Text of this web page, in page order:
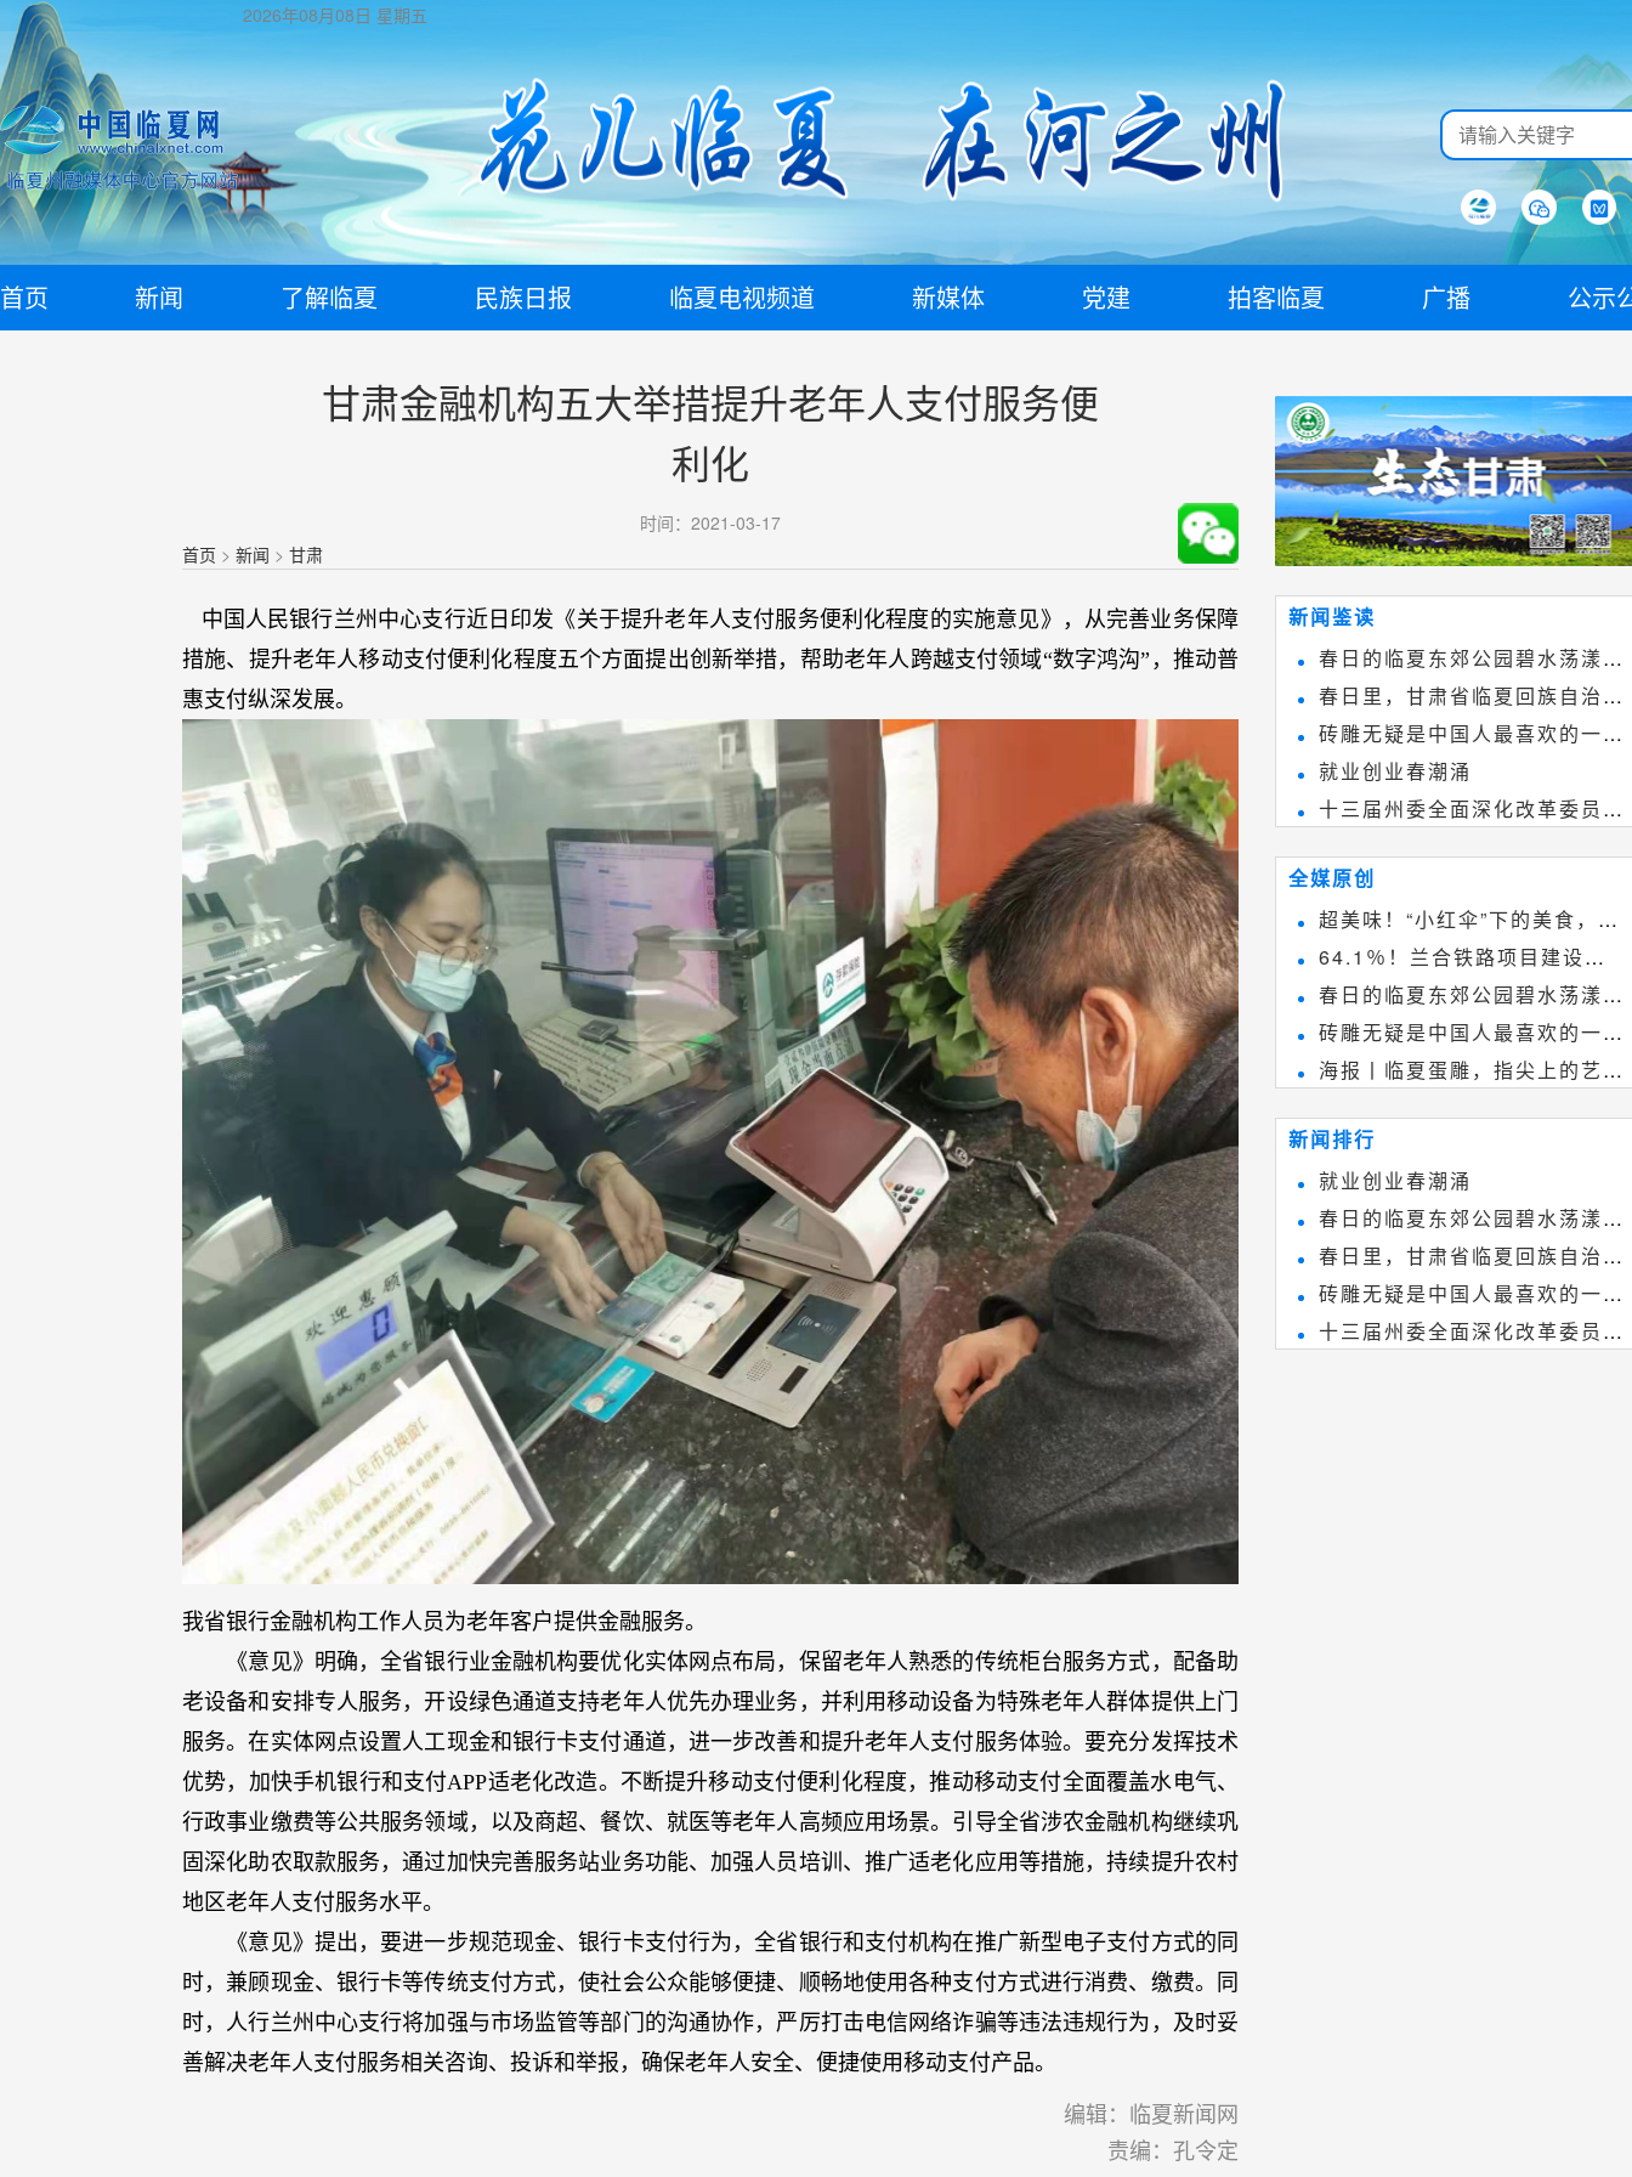
2026年08月08日 星期五
首页 新闻 了解临夏 民族日报 临夏电视频道 新媒体 党建 拍客临夏 广播 公示
甘肃金融机构五大举措提升老年人支付服务便
利化
时间：2021-03-17
首页 > 新闻 > 甘肃
中国人民银行兰州中心支行近日印发《关于提升老年人支付服务便利化程度的实施意见》，从完善业务保障
措施、提升老年人移动支付便利化程度五个方面提出创新举措，帮助老年人跨越支付领域“数字鸿沟”，推动普
惠支付纵深发展。
我省银行金融机构工作人员为老年客户提供金融服务。
《意见》明确，全省银行业金融机构要优化实体网点布局，保留老年人熟悉的传统柜台服务方式，配备助
老设备和安排专人服务，开设绿色通道支持老年人优先办理业务，并利用移动设备为特殊老年人群体提供上门
服务。在实体网点设置人工现金和银行卡支付通道，进一步改善和提升老年人支付服务体验。要充分发挥技术
优势，加快手机银行和支付APP适老化改造。不断提升移动支付便利化程度，推动移动支付全面覆盖水电气、
行政事业缴费等公共服务领域，以及商超、餐饮、就医等老年人高频应用场景。引导全省涉农金融机构继续巩
固深化助农取款服务，通过加快完善服务站业务功能、加强人员培训、推广适老化应用等措施，持续提升农村
地区老年人支付服务水平。
《意见》提出，要进一步规范现金、银行卡支付行为，全省银行和支付机构在推广新型电子支付方式的同
时，兼顾现金、银行卡等传统支付方式，使社会公众能够便捷、顺畅地使用各种支付方式进行消费、缴费。同
时，人行兰州中心支行将加强与市场监管等部门的沟通协作，严厉打击电信网络诈骗等违法违规行为，及时妥
善解决老年人支付服务相关咨询、投诉和举报，确保老年人安全、便捷使用移动支付产品。
编辑：临夏新闻网
责编：孔令定
新闻鉴读
春日的临夏东郊公园碧水荡漾、
春花烂漫
春日里，甘肃省临夏回族自治州
境内的刘家峡大桥，壮观美丽!
砖雕无疑是中国人最喜欢的一种
雕刻艺术，它不仅是民间实用美术
和建筑装饰艺术的有机结合，更成
为中国建筑史上彰品东方美不可磨
就业创业春潮涌
十三届州委全面深化改革委员会
第八次会议召开
全媒原创
超美味！“小红伞”下的美食，绝
不能错过~
64.1％！兰合铁路项目建设加
速推进
春日的临夏东郊公园碧水荡漾、
春花烂漫
砖雕无疑是中国人最喜欢的一种
雕刻艺术，它不仅是民间实用美术
和建筑装饰艺术的有机结合，更成
为中国建筑史上彰品东方美不可磨
灭的一笔。一方青砖里不仅藏着广
海报丨临夏蛋雕，指尖上的艺术
~
新闻排行
就业创业春潮涌
春日的临夏东郊公园碧水荡漾、
春花烂漫
春日里，甘肃省临夏回族自治州
境内的刘家峡大桥，壮观美丽!
砖雕无疑是中国人最喜欢的一种
雕刻艺术，它不仅是民间实用美术
十三届州委全面深化改革委员会